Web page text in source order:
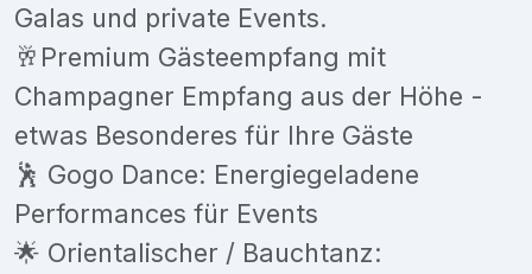
Galas und private Events.
🥂Premium Gästeempfang mit
Champagner Empfang aus der Höhe -
etwas Besonderes für Ihre Gäste
🕺 Gogo Dance: Energiegeladene
Performances für Events
🌟 Orientalischer / Bauchtanz: